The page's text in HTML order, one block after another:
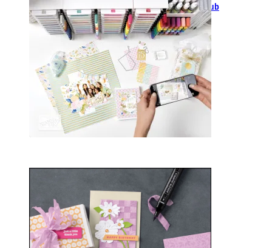
GANZ NEU: Scrapbooking Club
2025
21. Januar 2025
Sale-a-bration 2025
20. Januar 2025